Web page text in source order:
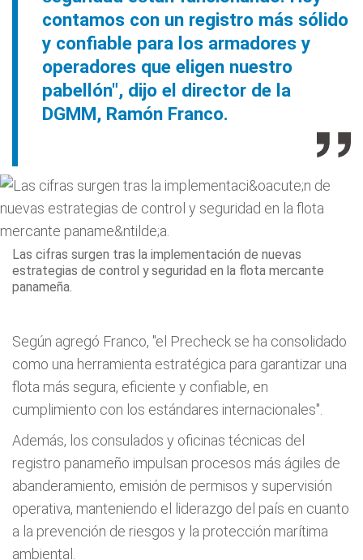
contamos con un registro más sólido
y confiable para los armadores y
operadores que eligen nuestro
pabellón", dijo el director de la
DGMM, Ramón Franco.
Las cifras surgen tras la implementación de nuevas
estrategias de control y seguridad en la flota mercante
panameña.
Según agregó Franco, "el Precheck se ha consolidado
como una herramienta estratégica para garantizar una
flota más segura, eficiente y confiable, en
cumplimiento con los estándares internacionales".
Además, los consulados y oficinas técnicas del
registro panameño impulsan procesos más ágiles de
abanderamiento, emisión de permisos y supervisión
operativa, manteniendo el liderazgo del país en cuanto
a la prevención de riesgos y la protección marítima
ambiental.